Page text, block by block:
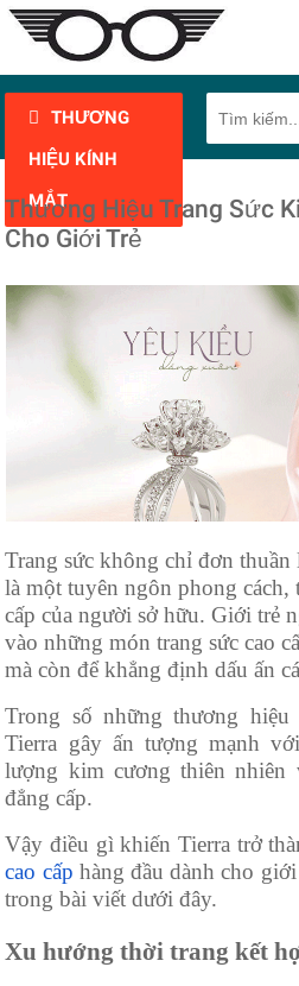
THƯƠNG
HIỆU KÍNH
MẮT
Thương Hiệu Trang Sức
Cho Giới Trẻ
Trang sức không chỉ đơn
là một tuyên ngôn phong cách,
cấp của người sở hữu. Giới trẻ
vào những món trang sức cao
mà còn để khẳng định dấu ấn
Trong số những thương
Tierra gây ấn tượng mạnh
lượng kim cương thiên nhiên
đẳng cấp.
Vậy điều gì khiến Tierra trở
cao cấp hàng đầu dành cho
trong bài viết dưới đây.
Xu hướng thời trang kết